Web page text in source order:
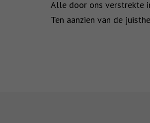
Alle door ons verstrekte
Ten aanzien van de